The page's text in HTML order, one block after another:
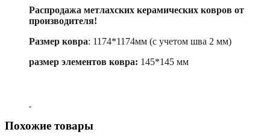
Распродажа метлахских керамических ковров от
производителя!
Размер ковра: 1174*1174мм (с учетом шва 2 мм)
размер элементов ковра: 145*145 мм
Похожие товары